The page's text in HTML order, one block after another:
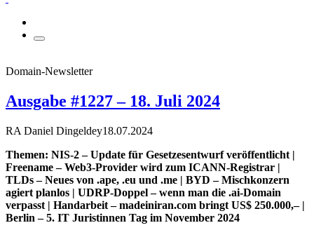
Domain-Newsletter
Ausgabe #1227 – 18. Juli 2024
RA Daniel Dingeldey18.07.2024
Themen: NIS-2 – Update für Gesetzesentwurf veröffentlicht |
Freename – Web3-Provider wird zum ICANN-Registrar |
TLDs – Neues von .ape, .eu und .me | BYD – Mischkonzern
agiert planlos | UDRP-Doppel – wenn man die .ai-Domain
verpasst | Handarbeit – madeiniran.com bringt US$ 250.000,– |
Berlin – 5. IT Juristinnen Tag im November 2024